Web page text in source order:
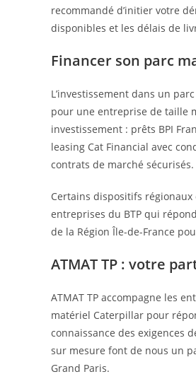
recommandé d’initier votre
disponibles et les délais de
Financer son parc
L’investissement dans un
pour une entreprise de taille
investissement : prêts BPI
leasing Cat Financial avec
contrats de marché sécurisés.
Certains dispositifs régionaux
entreprises du BTP qui
de la Région Île-de-France
ATMAT TP : votre
ATMAT TP accompagne les
matériel Caterpillar pour
connaissance des exigences
sur mesure font de nous un
Grand Paris.